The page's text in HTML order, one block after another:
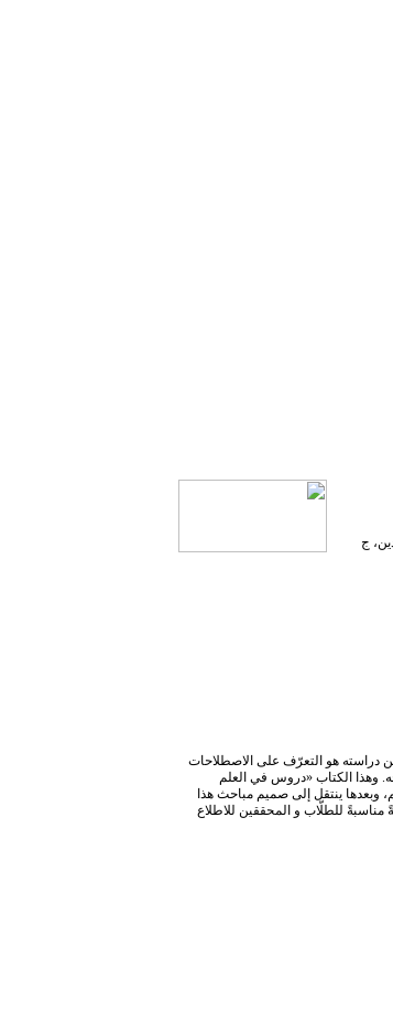
ج
دراسته هو التعرّف علی الاصطلاحات
وهذا الکتاب «دروس في العلم
وبعدها ينتقل إلی صميم مباحث هذا
للطلّاب و المحققين للاطلاع